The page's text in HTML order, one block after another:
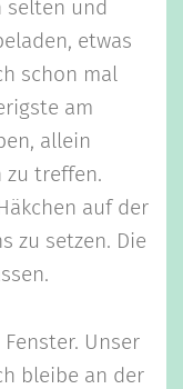
selten und
etwas
schon mal
am
allein
zu treffen.
auf der
zu setzen. Die
Unser
bleibe an der